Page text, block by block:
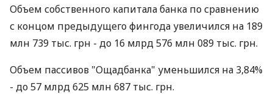
Объем собственного капитала банка по сравнению
с концом предыдущего фингода увеличился на 189
млн 739 тыс. грн - до 16 млрд 576 млн 089 тыс. грн.
Объем пассивов "Ощадбанка" уменьшился на 3,84%
- до 57 млрд 625 млн 687 тыс. грн.